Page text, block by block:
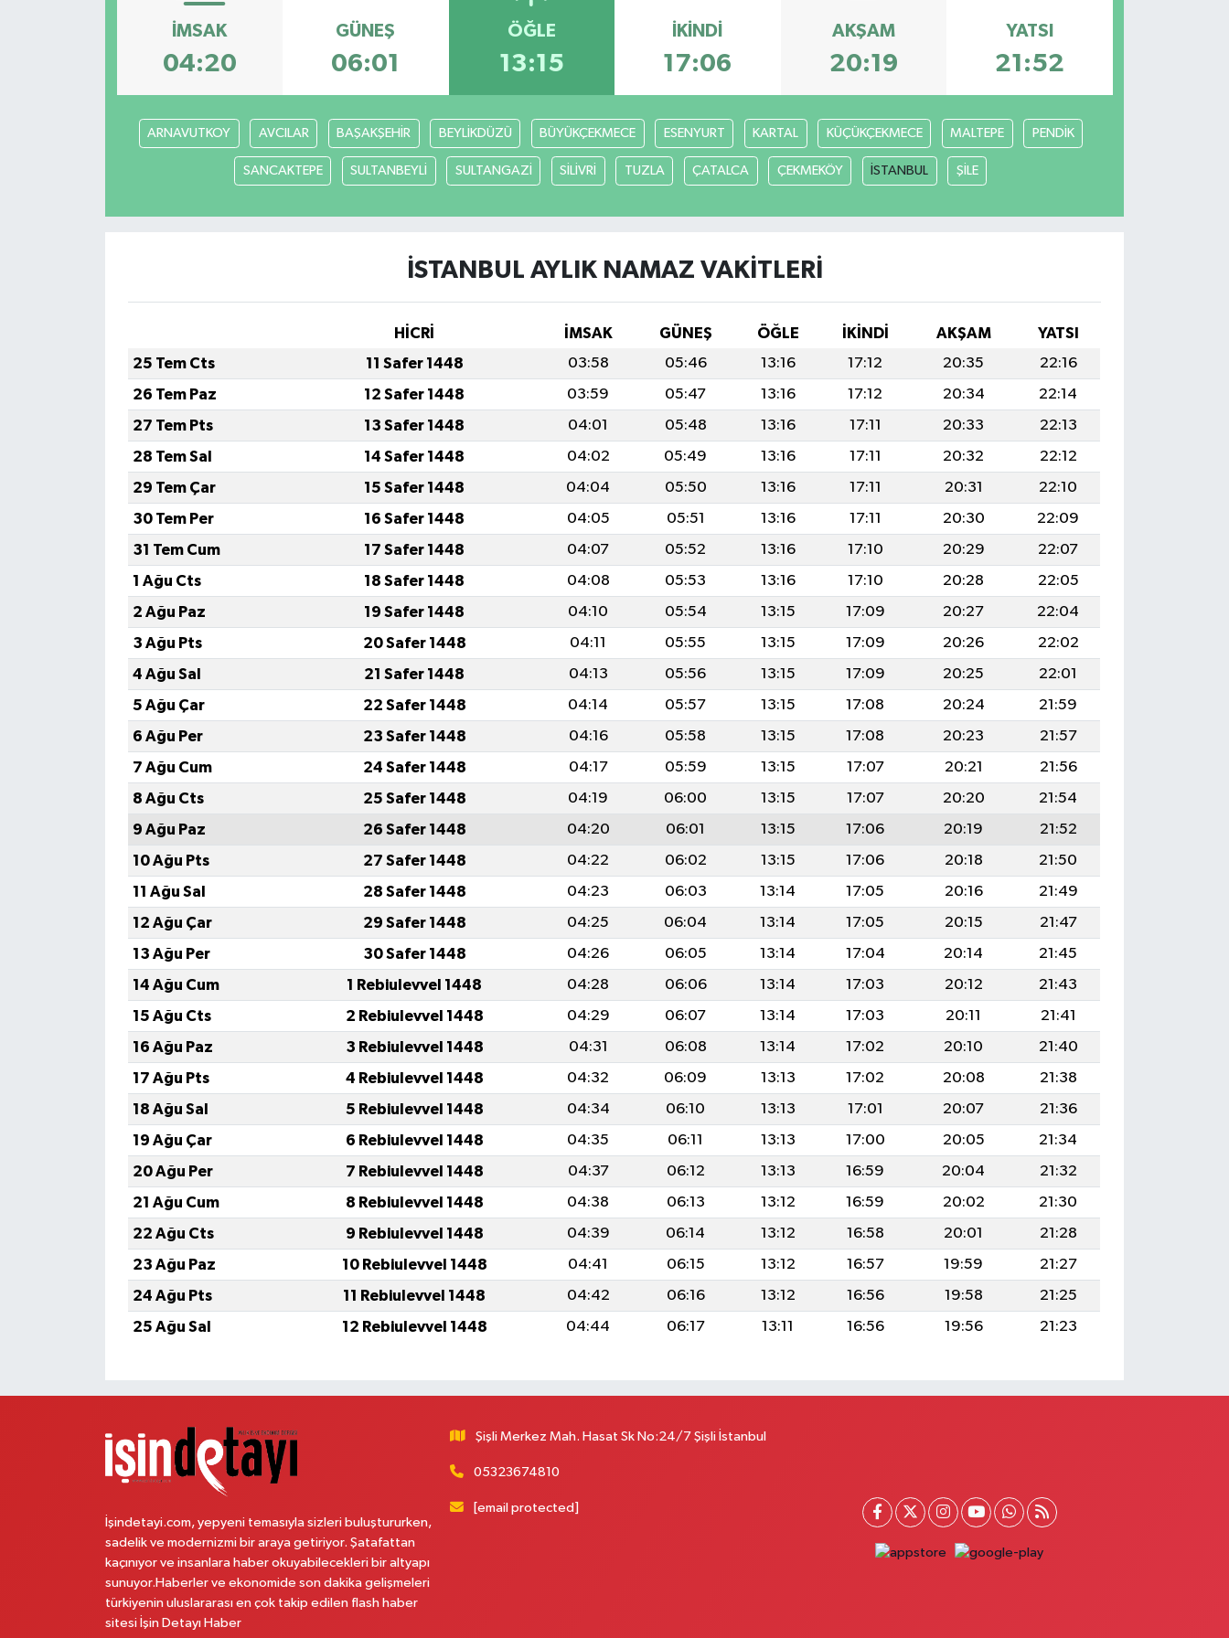
İMSAK
04:20
GÜNEŞ
06:01
ÖĞLE
13:15
İKINDI
17:06
AKŞAM
20:19
YATSI
21:52
ARNAVUTKOY AVCILAR BAŞAKŞEHİR BEYLİKDÜZÜ BÜYÜKÇEKMECE ESENYURT KARTAL KÜÇÜKÇEKMECE MALTEPE PENDİK
SANCAKTEPE SULTANBEYLİ SULTANGAZİ SİLİVRİ TUZLA ÇATALCA ÇEKMEKÖY İSTANBUL ŞİLE
İSTANBUL AYLIK NAMAZ VAKITLERI
HİCRİ İMSAK GÜNEŞ ÖĞLE İKINDI AKŞAM
YATSI
25 Tem Cts
11 Safer 1448 03:58 05:46 13:16 17:12 20:35
22:16
26 Tem Paz
12 Safer 1448 03:59 05:47 13:16 17:12 20:34
22:14
27 Tem Pts
13 Safer 1448 04:01 05:48 13:16 17:11 20:33
22:13
28 Tem Sal
14 Safer 1448 04:02 05:49 13:16 17:11 20:32
22:12
29 Tem Çar
15 Safer 1448 04:04 05:50 13:16 17:11 20:31
22:10
30 Tem Per
16 Safer 1448 04:05 05:51 13:16 17:11 20:30
22:09
31 Tem Cum
17 Safer 1448 04:07 05:52 13:16 17:10 20:29
22:07
1 Ağu Cts
18 Safer 1448 04:08 05:53 13:16 17:10 20:28
22:05
2 Ağu Paz
19 Safer 1448 04:10 05:54 13:15 17:09 20:27
22:04
3 Ağu Pts
20 Safer 1448 04:11 05:55 13:15 17:09 20:26
22:02
4 Ağu Sal
21 Safer 1448 04:13 05:56 13:15 17:09 20:25
22:01
5 Ağu Çar
22 Safer 1448 04:14 05:57 13:15 17:08 20:24
21:59
6 Ağu Per
23 Safer 1448 04:16 05:58 13:15 17:08 20:23
21:57
7 Ağu Cum
24 Safer 1448 04:17 05:59 13:15 17:07 20:21
21:56
8 Ağu Cts
25 Safer 1448 04:19 06:00 13:15 17:07 20:20
21:54
9 Ağu Paz
26 Safer 1448 04:20 06:01 13:15 17:06 20:19
21:52
10 Ağu Pts
27 Safer 1448 04:22 06:02 13:15 17:06 20:18
21:50
11 Ağu Sal
28 Safer 1448 04:23 06:03 13:14 17:05 20:16
21:49
12 Ağu Çar
29 Safer 1448 04:25 06:04 13:14 17:05 20:15
21:47
13 Ağu Per
30 Safer 1448 04:26 06:05 13:14 17:04 20:14
21:45
14 Ağu Cum
1 Rebiulevvel 1448 04:28 06:06 13:14 17:03 20:12
21:43
15 Ağu Cts
2 Rebiulevvel 1448 04:29 06:07 13:14 17:03 20:11
21:41
16 Ağu Paz
3 Rebiulevvel 1448 04:31 06:08 13:14 17:02 20:10
21:40
17 Ağu Pts
4 Rebiulevvel 1448 04:32 06:09 13:13 17:02 20:08
21:38
18 Ağu Sal
5 Rebiulevvel 1448 04:34 06:10 13:13 17:01 20:07
21:36
19 Ağu Çar
6 Rebiulevvel 1448 04:35 06:11 13:13 17:00 20:05
21:34
20 Ağu Per
7 Rebiulevvel 1448 04:37 06:12 13:13 16:59 20:04
21:32
21 Ağu Cum
8 Rebiulevvel 1448 04:38 06:13 13:12 16:59 20:02
21:30
22 Ağu Cts
9 Rebiulevvel 1448 04:39 06:14 13:12 16:58 20:01
21:28
23 Ağu Paz
10 Rebiulevvel 1448 04:41 06:15 13:12 16:57 19:59
21:27
24 Ağu Pts
11 Rebiulevvel 1448 04:42 06:16 13:12 16:56 19:58
21:25
25 Ağu Sal
12 Rebiulevvel 1448 04:44 06:17 13:11 16:56 19:56 21:23
İşindetayi.com, yepyeni temasıyla sizleri buluştururken,
sadelik ve modernizmi bir araya getiriyor. Şatafattan
kaçınıyor ve insanlara haber okuyabilecekleri bir altyapı
sunuyor.Haberler ve ekonomide son dakika gelişmeleri
türkiyenin uluslararası en çok takip edilen flash haber
sitesi İşin Detayı Haber
Şişli Merkez Mah. Hasat Sk No:24/7 Şişli İstanbul
05323674810
[email protected]
SON DAKİKA
FİNANS